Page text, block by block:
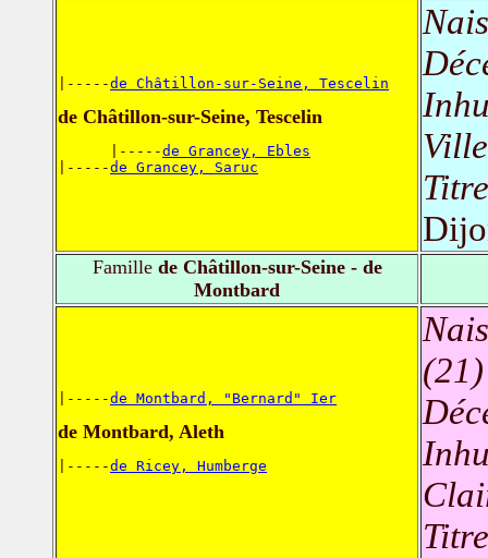
|-----de Châtillon-sur-Seine, Tescelin
de Châtillon-sur-Seine, Tescelin
      |-----
de Grancey, Ebles
|-----de Grancey, Saruc
Famillede Châtillon-sur-Seine - de
Montbard
|-----de Montbard, "Bernard" Ier
de Montbard, Aleth
|-----de Ricey, Humberge
(21)